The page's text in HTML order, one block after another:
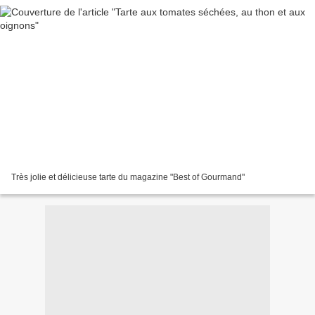
Très jolie et délicieuse tarte du magazine "Best of Gourmand"